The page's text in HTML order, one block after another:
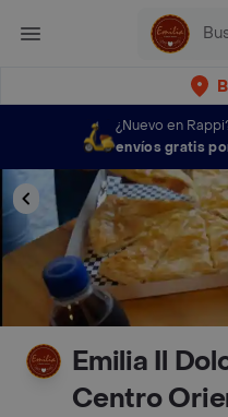
¿Nuevo en
envíos gratis
Emilia Il
Centro